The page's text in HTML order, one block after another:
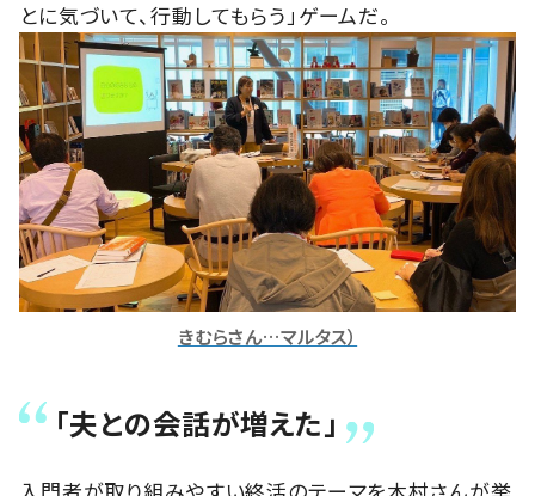
とに気づいて、行動してもらう」ゲームだ。
きむらさん…マルタス）
「夫との会話が増えた」